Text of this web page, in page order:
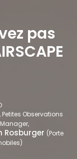
pas
Petites Observations
Rosburger (Porte